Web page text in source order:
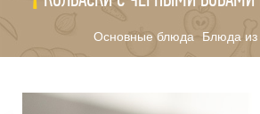
Основные блюда/ Блюда